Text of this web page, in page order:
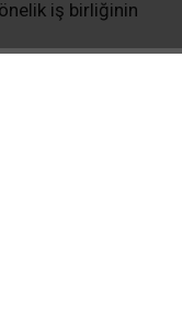
iş birliğinin